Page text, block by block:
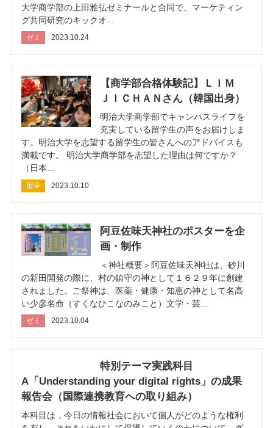
大学商学部の上田雅弘ゼミナールと合同で、マーケティン
グ共同研究のキックオ...
ゼミ 2023.10.24
【商学部合格体験記】ＬＩＭ
ＪＩＣＨＡＮさん（韓国出身）
明治大学商学部でキャンパスライフを
充実している留学生の声をお届けしま
す。明治大学を志望する留学生の皆さんへのアドバイスも
満載です。 明治大学商学部を志望した理由は何ですか？
（日本...
留学 2023.10.10
阿豆佐味天神社のポスターを企
画・制作
＜神社概要＞阿豆佐味天神社は、砂川
の新田開発の際に、村の鎮守の神として１６２９年に創建
されました。ご祭神は、医薬・健康・知恵の神として名高
い少彦名命（すくなひこなのみこと）文学・芸...
ゼミ 2023.10.04
特別テーマ実践科目
A「Understanding your digital rights」の成果
報告会（国際連携教育への取り組み）
本科目は，今日の情報社会において個人がどのような権利